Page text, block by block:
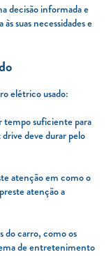
decisão informada e
suas necessidades e
elétrico usado:
suficiente para
deve durar pelo
atenção em como o
atenção a
do carro, como os
de entretenimento